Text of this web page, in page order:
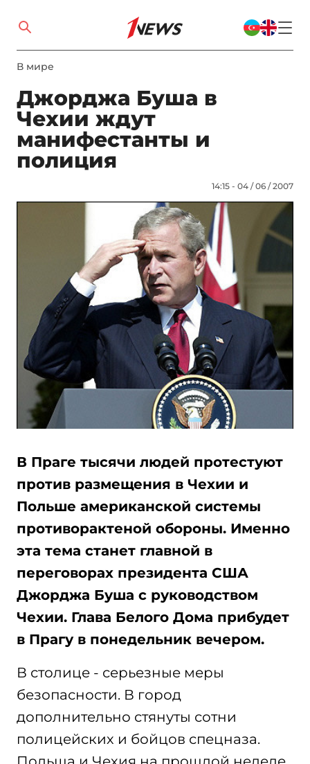
В мире
Джорджа Буша в
Чехии ждут
манифестанты и
полиция
14:15 - 04 / 06 / 2007
В Праге тысячи людей протестуют
против размещения в Чехии и
Польше американской системы
противорактеной обороны. Именно
эта тема станет главной в
переговорах президента США
Джорджа Буша с руководством
Чехии. Глава Белого Дома прибудет
в Прагу в понедельник вечером.
В столице - серьезные меры
безопасности. В город
дополнительно стянуты сотни
полицейских и бойцов спецназа.